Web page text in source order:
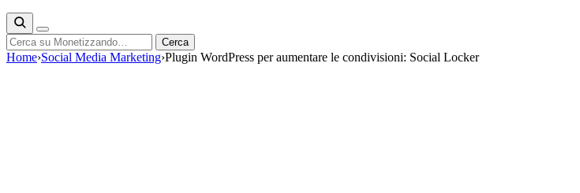
Cerca Cerca
Home›Social Media Marketing›Plugin WordPress per aumentare le condivisioni: Social Locker